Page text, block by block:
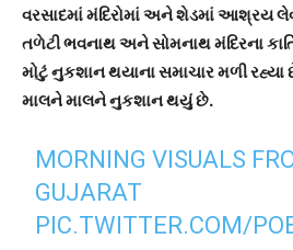
વરસાદમાં મંદિરોમાં અને શેડમાં આશ્રય
તળેટી ભવનાથ અને સોમનાથ મંદિરના
મોટું નુકશાન થયાના સમાચાર મળી
માલને માલને નુકશાન થયું છે.
MORNING VISUALS
GUJARAT
PIC.TWITTER.COM/